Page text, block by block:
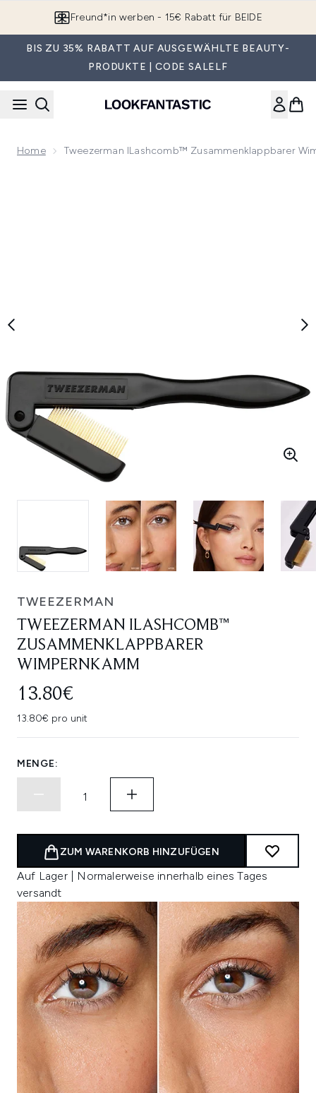
Freund*in werben - 15€ Rabatt für BEIDE
BIS ZU 35% RABATT AUF AUSGEWÄHLTE BEAUTY-
PRODUKTE | CODE SALELF
Home Tweezerman ILashcomb™ Zusammenklappbarer
TWEEZERMAN
TWEEZERMAN ILASHCOMB™
ZUSAMMENKLAPPBARER
WIMPERNKAMM
13.80€
13.80€ pro unit
MENGE:
ZUM WARENKORB HINZUFÜGEN
Auf Lager | Normalerweise innerhalb eines Tages
versandt